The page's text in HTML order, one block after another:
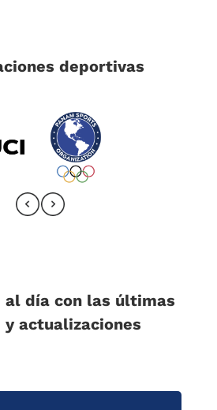
deportivas
al día con las últimas
y actualizaciones